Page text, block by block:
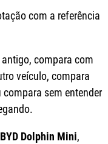
com a referência
compara com
veículo, compara
sem entender
Dolphin Mini,